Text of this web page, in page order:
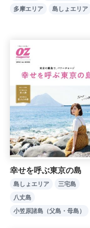
多摩エリア
島しょエリア
幸せを呼ぶ東京の島
島しょエリア
三宅島
八丈島
小笠原諸島（父島・母島）